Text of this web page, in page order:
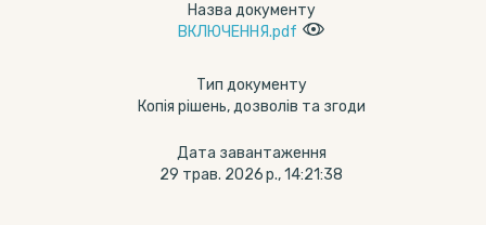
Назва документу
ВКЛЮЧЕННЯ.pdf
Тип документу
Копія рішень, дозволів та згоди
Дата завантаження
29 трав. 2026 р., 14:21:38